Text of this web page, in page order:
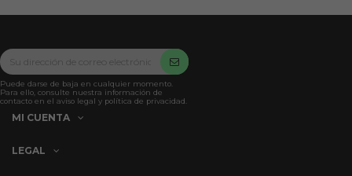
Puede darse de baja en cualquier momento.
Para ello, consulte nuestra información de
contacto en el aviso legal y política de privacidad.
MI CUENTA
LEGAL